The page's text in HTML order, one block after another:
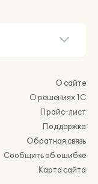
О сайте
О решениях 1С
Прайс-лист
Поддержка
Обратная связь
Сообщить об ошибке
Карта сайта